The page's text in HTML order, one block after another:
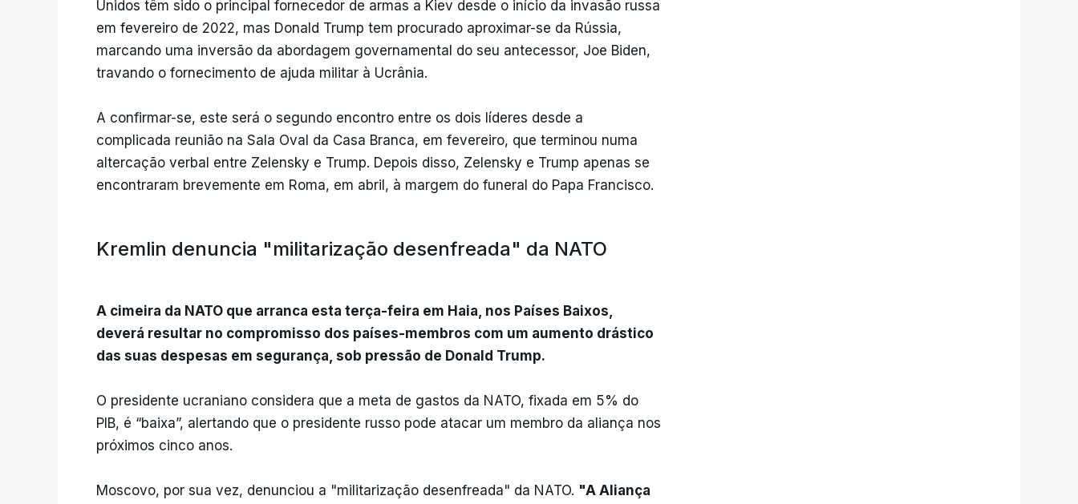
Unidos têm sido o principal fornecedor de armas a Kiev desde o início da invasão russa
em fevereiro de 2022, mas Donald Trump tem procurado aproximar-se da Rússia,
marcando uma inversão da abordagem governamental do seu antecessor, Joe Biden,
travando o fornecimento de ajuda militar à Ucrânia.
A confirmar-se, este será o segundo encontro entre os dois líderes desde a
complicada reunião na Sala Oval da Casa Branca, em fevereiro, que terminou numa
altercação verbal entre Zelensky e Trump. Depois disso, Zelensky e Trump apenas se
encontraram brevemente em Roma, em abril, à margem do funeral do Papa Francisco.
Kremlin denuncia "militarização desenfreada" da NATO
A cimeira da NATO que arranca esta terça-feira em Haia, nos Países Baixos,
deverá resultar no compromisso dos países-membros com um aumento drástico
das suas despesas em segurança, sob pressão de Donald Trump.
O presidente ucraniano considera que a meta de gastos da NATO, fixada em 5% do
PIB, é “baixa”, alertando que o presidente russo pode atacar um membro da aliança nos
próximos cinco anos.
Moscovo, por sua vez, denunciou a "militarização desenfreada" da NATO. "A Aliança